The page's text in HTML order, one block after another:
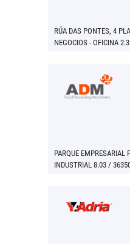
RÚA DAS PONTES, 4
NEGOCIOS - OFICINA
PARQUE EMPRESARIAL
INDUSTRIAL 8.03 /